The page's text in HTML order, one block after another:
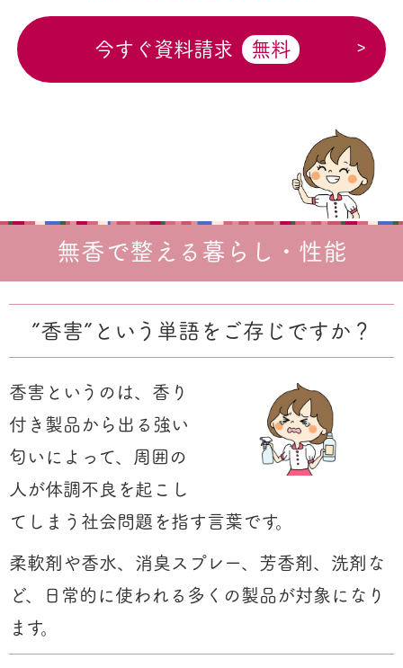
今すぐ資料請求 無料
無香で整える暮らし・性能
”香害”という単語をご存じですか？
香害というのは、香り
付き製品から出る強い
匂いによって、周囲の
人が体調不良を起こし
てしまう社会問題を指す言葉です。
柔軟剤や香水、消臭スプレー、芳香剤、洗剤な
ど、日常的に使われる多くの製品が対象になり
ます。